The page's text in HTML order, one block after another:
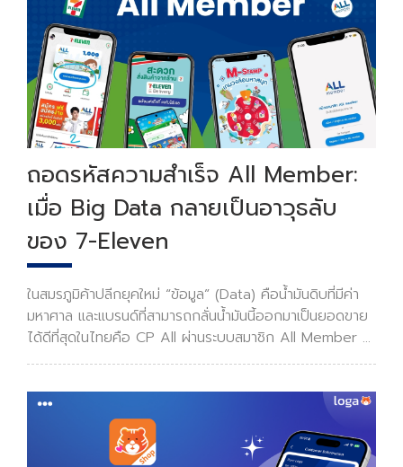
ถอดรหัสความสำเร็จ All Member:
เมื่อ Big Data กลายเป็นอาวุธลับ
ของ 7-Eleven
ในสมรภูมิค้าปลีกยุคใหม่ “ข้อมูล” (Data) คือน้ำมันดิบที่มีค่า
มหาศาล และแบรนด์ที่สามารถกลั่นน้ำมันนี้ออกมาเป็นยอดขาย
ได้ดีที่สุดในไทยคือ CP All ผ่านระบบสมาชิก All Member ที่
ปัจจุบันมีฐานผู้ใช้งานครอบคลุมแทบทุกครัวเรือน อะไรคือ